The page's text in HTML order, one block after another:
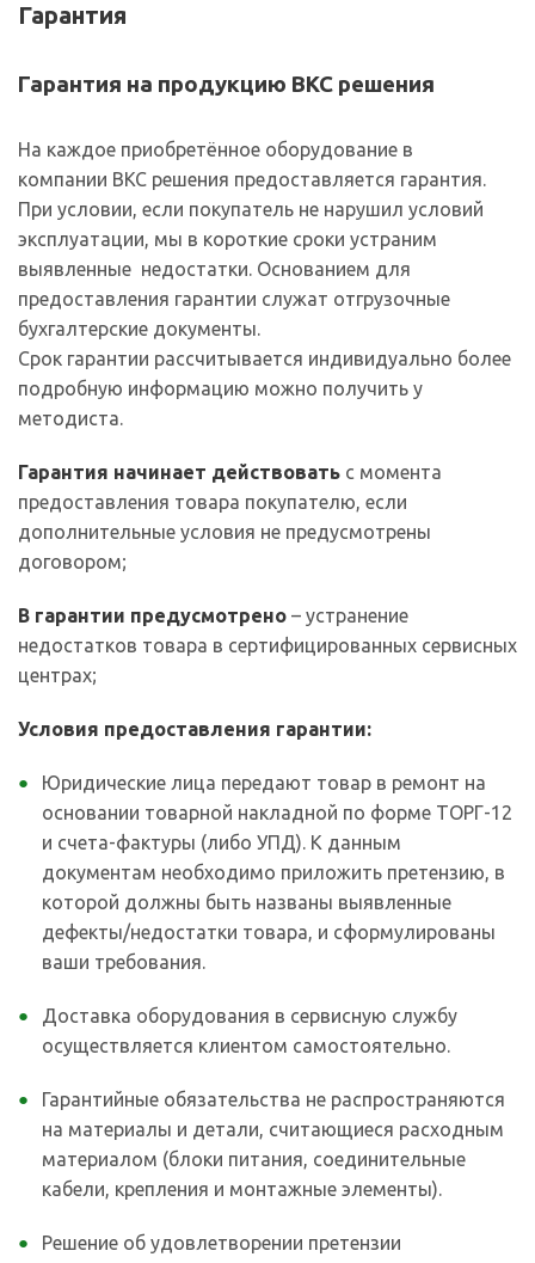
Гарантия
Гарантия на продукцию ВКС решения
На каждое приобретённое оборудование в
компании ВКС решения предоставляется гарантия.
При условии, если покупатель не нарушил условий
эксплуатации, мы в короткие сроки устраним
выявленные недостатки. Основанием для
предоставления гарантии служат отгрузочные
бухгалтерские документы.
Срок гарантии рассчитывается индивидуально более
подробную информацию можно получить у
методиста.
Гарантия начинает действовать с момента
предоставления товара покупателю, если
дополнительные условия не предусмотрены
договором;
В гарантии предусмотрено – устранение
недостатков товара в сертифицированных сервисных
центрах;
Условия предоставления гарантии:
Юридические лица передают товар в ремонт на
основании товарной накладной по форме ТОРГ-12
и счета-фактуры (либо УПД). К данным
документам необходимо приложить претензию, в
которой должны быть названы выявленные
дефекты/недостатки товара, и сформулированы
ваши требования.
Доставка оборудования в сервисную службу
осуществляется клиентом самостоятельно.
Гарантийные обязательства не распространяются
на материалы и детали, считающиеся расходным
материалом (блоки питания, соединительные
кабели, крепления и монтажные элементы).
Решение об удовлетворении претензии